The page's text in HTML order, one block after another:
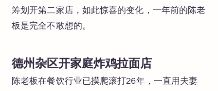
筹划开第二家店，如此惊喜的变化，一年前的陈老
板是完全不敢想的。
德州杂区开家庭炸鸡拉面店
陈老板在餐饮行业已摸爬滚打26年，一直用夫妻